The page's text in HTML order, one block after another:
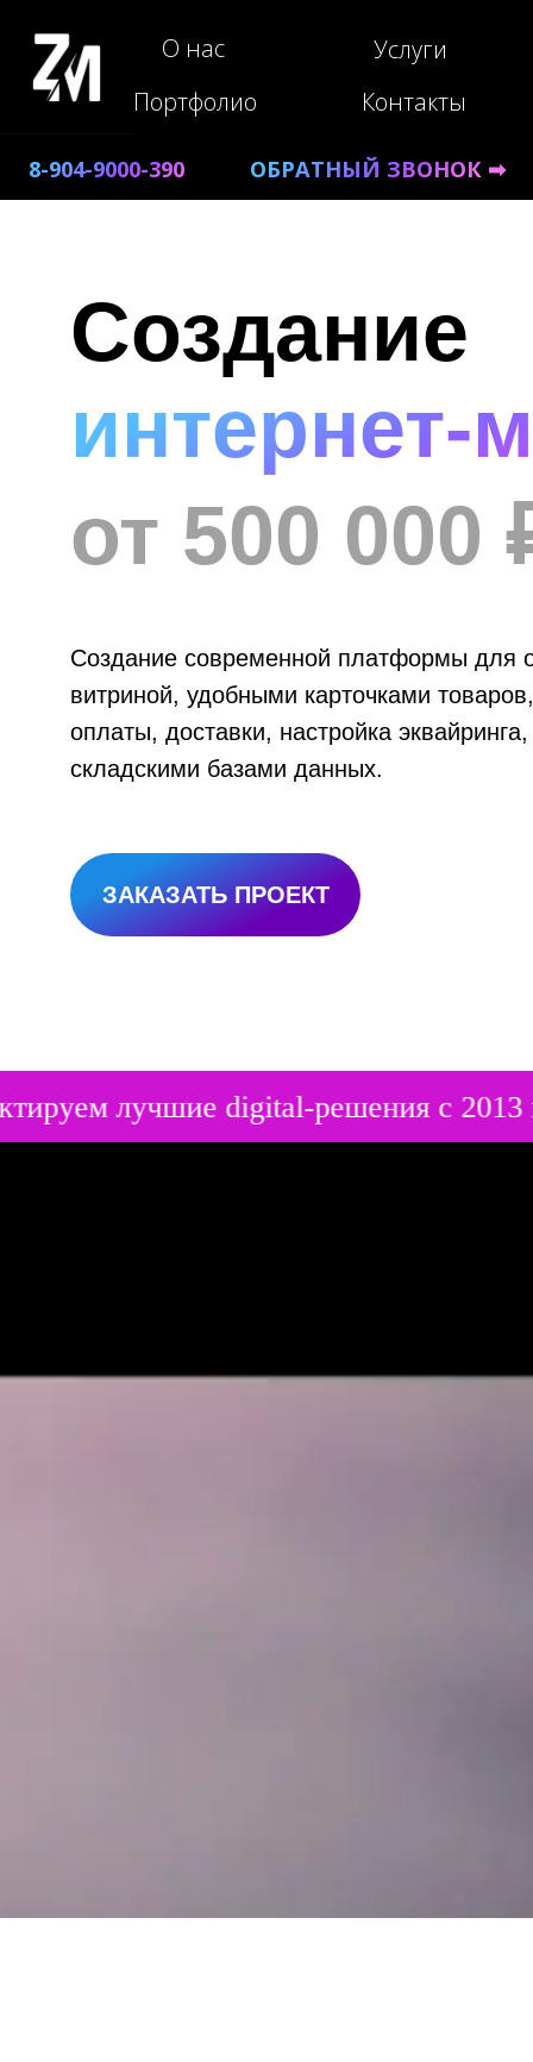
ОБРАТНЫЙ ЗВОНОК ➡
Создание
интернет-
от 500 000
Создание современной платформы для
витриной, удобными карточками
оплаты, доставки, настройка
складскими базами данных.
ЗАКАЗАТЬ ПРОЕКТ
лучшие digital-решения с